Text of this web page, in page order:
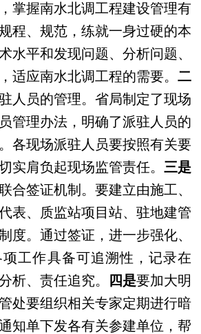
掌握南水北调工程建设管理有
程、规范，练就一身过硬的本
水平和发现问题、分析问题、
适应南水北调工程的需要。 二
人员的管理。省局制定了现场
管理办法，明确了派驻人员的
各现场派驻人员要按照有关要
实肩负起现场监管责任。 三是
合签证机制。要建立由施工、
表、质监站项目站、驻地建管
度。 通过签证，进一步强化、
工作具备可追溯性，记录在
析、责任追究。
四是要加大明
处要组织相关专家定期进行暗
知单下发各有关参建单位， 帮